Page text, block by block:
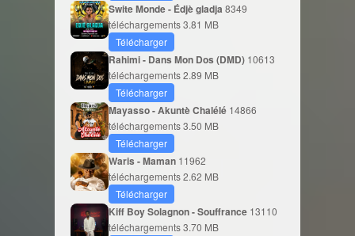
Swite Monde - Édjè gladja 8349
téléchargements3.81 MB
Télécharger
Rahimi - Dans Mon Dos (DMD) 10613
téléchargements2.89 MB
Télécharger
Mayasso - Akuntè Chalélé 14866
téléchargements3.50 MB
Télécharger
Waris - Maman 11962
téléchargements2.62 MB
Télécharger
Kiff Boy Solagnon - Souffrance 13110
téléchargements3.70 MB